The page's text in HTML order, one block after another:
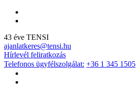
43 éve TENSI
ajanlatkeres@tensi.hu
Hírlevél feliratkozás
Telefonos ügyfélszolgálat: +36 1 345 1505